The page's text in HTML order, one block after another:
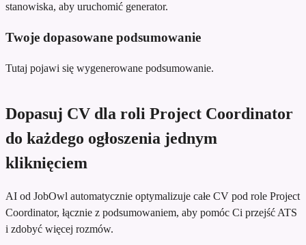
stanowiska, aby uruchomić generator.
Twoje dopasowane podsumowanie
Tutaj pojawi się wygenerowane podsumowanie.
Dopasuj CV dla roli Project Coordinator
do każdego ogłoszenia jednym
kliknięciem
AI od JobOwl automatycznie optymalizuje całe CV pod role Project
Coordinator, łącznie z podsumowaniem, aby pomóc Ci przejść ATS
i zdobyć więcej rozmów.